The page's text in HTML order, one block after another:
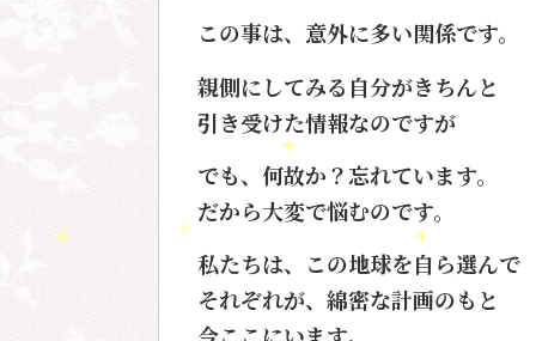
この事は、意外に多い関係です。
親側にしてみる自分がきちんと
引き受けた情報なのですが
でも、何故か？忘れています。
だから大変で悩むのです。
私たちは、この地球を自ら選んで
それぞれが、綿密な計画のもと